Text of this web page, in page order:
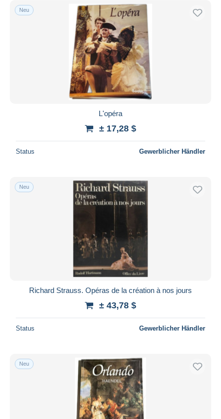
Neu
L'opéra
± 17,28 $
Status Gewerblicher Händler
Neu
Richard Strauss. Opéras de la création à nos jours
± 43,78 $
Status Gewerblicher Händler
Neu